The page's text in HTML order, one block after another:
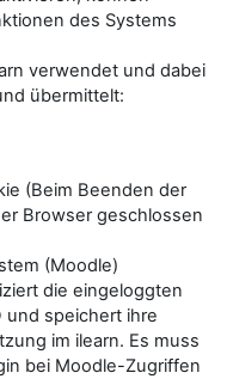
des Systems
verwendet und dabei
übermittelt:
(Beim Beenden der
Browser geschlossen
(Moodle)
die eingeloggten
und speichert ihre
im ilearn. Es muss
bei Moodle-Zugriffen